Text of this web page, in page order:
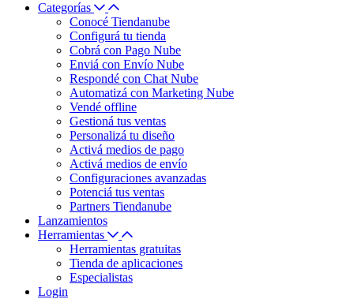
Categorías
Conocé Tiendanube
Configurá tu tienda
Cobrá con Pago Nube
Enviá con Envío Nube
Respondé con Chat Nube
Automatizá con Marketing Nube
Vendé offline
Gestioná tus ventas
Personalizá tu diseño
Activá medios de pago
Activá medios de envío
Configuraciones avanzadas
Potenciá tus ventas
Partners Tiendanube
Lanzamientos
Herramientas
Herramientas gratuitas
Tienda de aplicaciones
Especialistas
Login